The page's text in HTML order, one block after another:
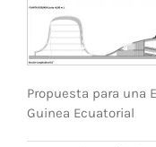
Propuesta para una
Guinea Ecuatorial